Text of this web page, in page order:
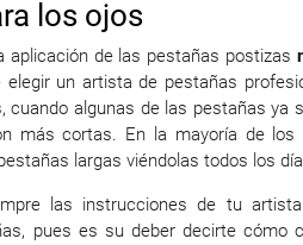
los ojos
aplicación de las pestañas postizas
elegir un artista de pestañas
cuando algunas de las pestañas
más cortas. En la mayoría de
largas viéndolas todos los
las instrucciones de tu
pues es su deber decirte cómo